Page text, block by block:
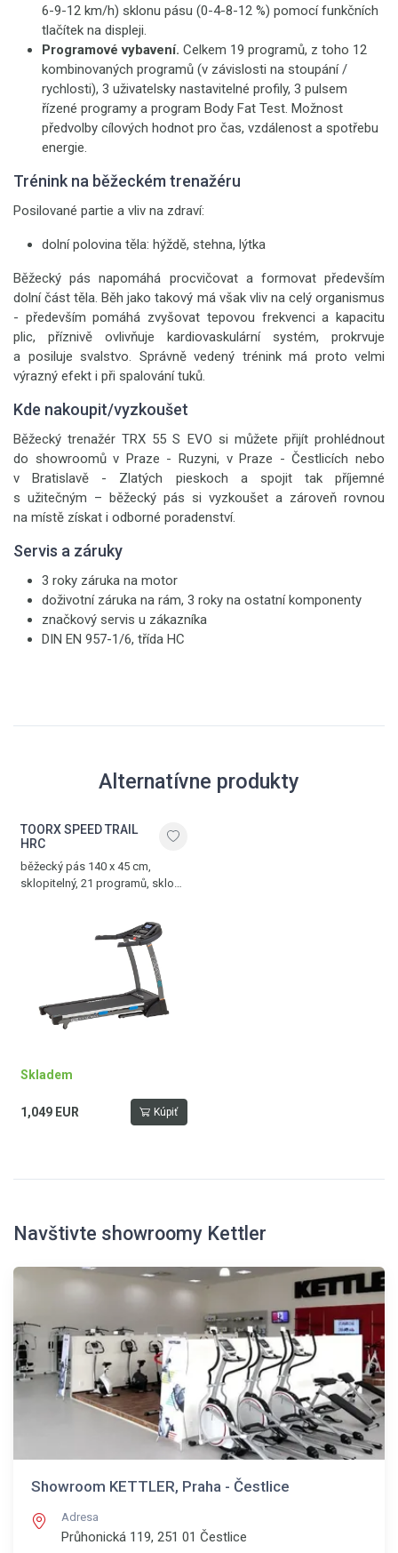
6-9-12 km/h) sklonu pásu (0-4-8-12 %) pomocí funkčních
tlačítek na displeji.
Programové vybavení. Celkem 19 programů, z toho 12
kombinovaných programů (v závislosti na stoupání /
rychlosti), 3 uživatelsky nastavitelné profily, 3 pulsem
řízené programy a program Body Fat Test. Možnost
předvolby cílových hodnot pro čas, vzdálenost a spotřebu
energie.
Trénink na běžeckém trenažéru
Posilované partie a vliv na zdraví:
dolní polovina těla: hýždě, stehna, lýtka
Běžecký pás napomáhá procvičovat a formovat především
dolní část těla. Běh jako takový má však vliv na celý organismus
- především pomáhá zvyšovat tepovou frekvenci a kapacitu
plic, příznivě ovlivňuje kardiovaskulární systém, prokrvuje
a posiluje svalstvo. Správně vedený trénink má proto velmi
výrazný efekt i při spalování tuků.
Kde nakoupit/vyzkoušet
Běžecký trenažér TRX 55 S EVO si můžete přijít prohlédnout
do showroomů v Praze - Ruzyni, v Praze - Čestlicích nebo
v Bratislavě - Zlatých pieskoch a spojit tak příjemné
s užitečným – běžecký pás si vyzkoušet a zároveň rovnou
na místě získat i odborné poradenství.
Servis a záruky
3 roky záruka na motor
doživotní záruka na rám, 3 roky na ostatní komponenty
značkový servis u zákazníka
DIN EN 957-1/6, třída HC
Alternatívne produkty
TOORX SPEED TRAIL
HRC
běžecký pás 140 x 45 cm,
sklopitelný, 21 programů, sklon
Skladem
1,049 EUR Kúpiť
Navštivte showroomy Kettler
Showroom KETTLER, Praha - Čestlice
Adresa
Průhonická 119, 251 01 Čestlice